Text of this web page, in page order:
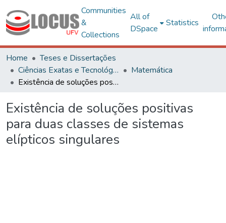
Communities
&
Collections
All of
DSpace
Statistics
Home
Teses e Dissertações
Ciências Exatas e Tecnológicas
Matemática
Existência de soluções positivas para duas classes de sistemas elípticos singulares
Existência de soluções positivas
para duas classes de sistemas
elípticos singulares